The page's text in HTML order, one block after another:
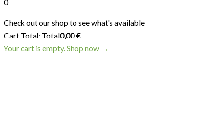
0
Check out our shop to see what's available
Cart Total: Total0,00€
Your cart is empty. Shop now →